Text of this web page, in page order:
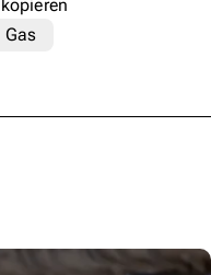
Gas